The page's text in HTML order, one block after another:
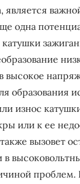
является
одна
высокое
образования
износ
или к ее
вызовет